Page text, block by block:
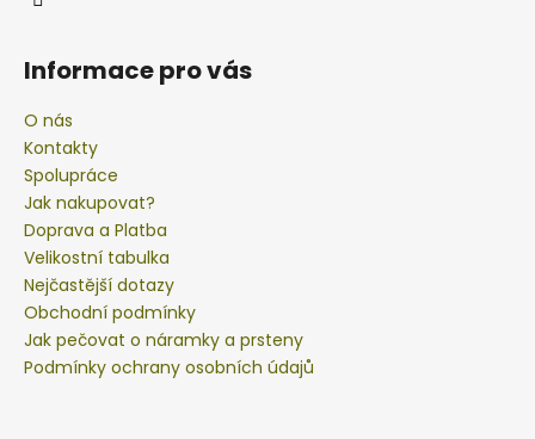
Informace pro vás
O nás
Kontakty
Spolupráce
Jak nakupovat?
Doprava a Platba
Velikostní tabulka
Nejčastější dotazy
Obchodní podmínky
Jak pečovat o náramky a prsteny
Podmínky ochrany osobních údajů